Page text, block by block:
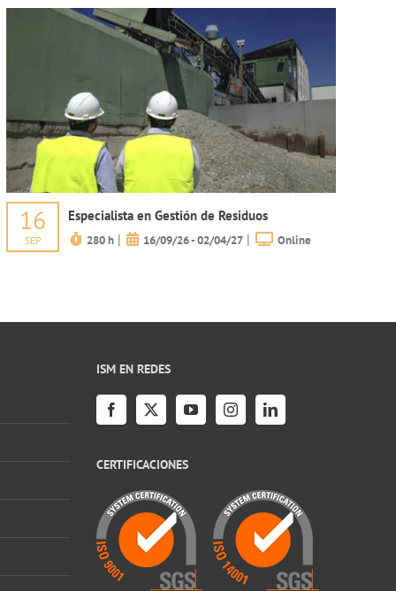
16
SEP
Especialista en Gestión de Residuos
280 h | 16/09/26 - 02/04/27 | Online
ISM EN REDES
CERTIFICACIONES